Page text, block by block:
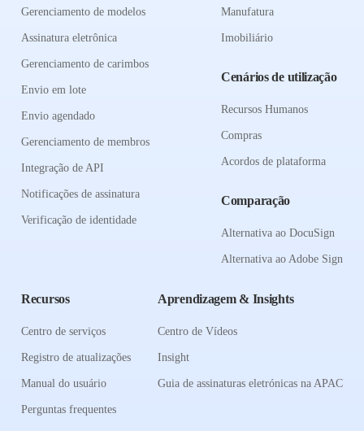
Gerenciamento de modelos
Assinatura eletrônica
Gerenciamento de carimbos
Envio em lote
Envio agendado
Gerenciamento de membros
Integração de API
Notificações de assinatura
Verificação de identidade
Manufatura
Imobiliário
Cenários de utilização
Recursos Humanos
Compras
Acordos de plataforma
Comparação
Alternativa ao DocuSign
Alternativa ao Adobe Sign
Recursos
Centro de serviços
Registro de atualizações
Manual do usuário
Perguntas frequentes
Aprendizagem & Insights
Centro de Vídeos
Insight
Guia de assinaturas eletrónicas na APAC